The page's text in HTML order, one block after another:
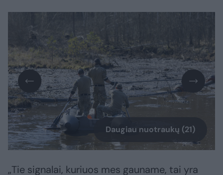
Daugiau nuotraukų (21)
„Tie signalai, kuriuos mes gauname, tai yra